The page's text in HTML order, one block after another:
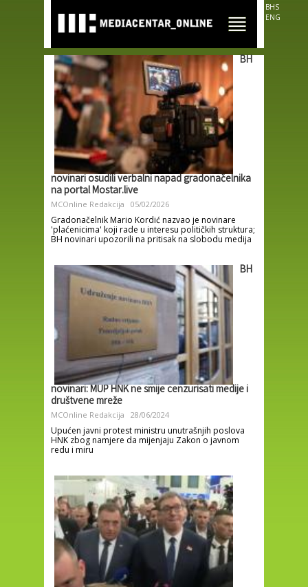
main
content
BHS
ENG
BH
novinari osudili verbalni napad gradonačelnika
na portal Mostar.live
MCOnline Redakcija 05/02/2026
Gradonačelnik Mario Kordić nazvao je novinare
'plaćenicima' koji rade u interesu političkih struktura;
BH novinari upozorili na pritisak na slobodu medija
BH
novinari: MUP HNK ne smije cenzurisati medije i
društvene mreže
MCOnline Redakcija 28/06/2024
Upućen javni protest ministru unutrašnjih poslova
HNK zbog namjere da mijenjaju Zakon o javnom
redu i miru